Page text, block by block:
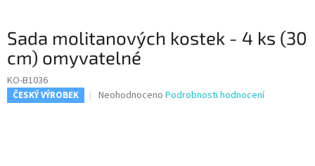
Sada molitanových kostek - 4 ks (30
cm) omyvatelné
KO-B1036
ČESKÝ VÝROBEK
Průměrné
Neohodnoceno Podrobnosti hodnocení